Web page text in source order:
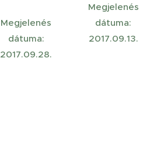
Megjelenés
dátuma:
2017.09.28.
Megjelenés
dátuma:
2017.09.13.